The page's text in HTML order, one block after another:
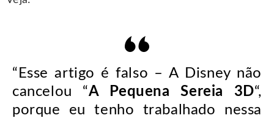
“Esse artigo é falso – A Disney não
cancelou “A Pequena Sereia 3D“,
porque eu tenho trabalhado nessa